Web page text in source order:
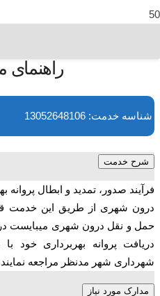
راهنمای
شناسه خدمت: 13052648106
شرح خدمت
فرآیند صدور، تمدید و ابطال
درون شهری از طریق این خدمت
حمل و نقل درون شهری میبایست
دریافت پروانه بهر‌برداری
شهرداری شهر مدنظر مراجعه
مدارک مورد نیاز